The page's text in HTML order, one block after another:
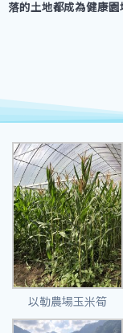
落的土地都成為健康園
以勒農場玉米筍